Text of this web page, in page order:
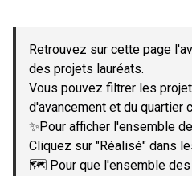
−
Retrouvez sur cette page
des projets lauréats.
Vous pouvez filtrer les
d'avancement et du quartier
✨Pour afficher l'ensemble
Cliquez sur "Réalisé" dans
🗺️ Pour que l'ensemble